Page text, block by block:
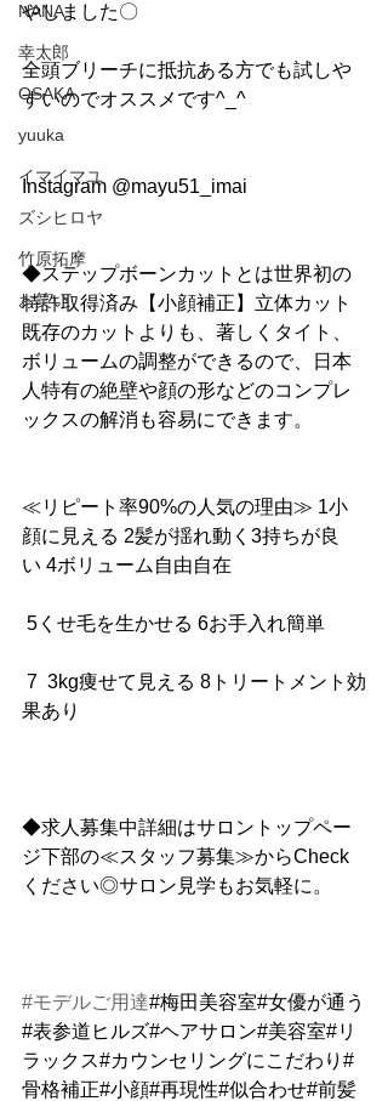
NANA
幸太郎
OSAKA
yuuka
イマイマユ
ズシヒロヤ
竹原拓摩
お笑い
やしました〇
全頭ブリーチに抵抗ある方でも試しや
すいのでオススメです^_^
Instagram @mayu51_imai
◆ステップボーンカットとは世界初の
特許取得済み【小顔補正】立体カット
既存のカットよりも、著しくタイト、
ボリュームの調整ができるので、日本
人特有の絶壁や顔の形などのコンプレ
ックスの解消も容易にできます。
≪リピート率90%の人気の理由≫ 1小
顔に見える 2髪が揺れ動く3持ちが良
い 4ボリューム自由自在
5くせ毛を生かせる 6お手入れ簡単
7  3kg痩せて見える 8トリートメント効
果あり
◆求人募集中詳細はサロントップペー
ジ下部の≪スタッフ募集≫からCheck
ください◎サロン見学もお気軽に。
#モデルご用達#梅田美容室#女優が通う
#表参道ヒルズ#ヘアサロン#美容室#リ
ラックス#カウンセリングにこだわり#
骨格補正#小顔#再現性#似合わせ#前髪